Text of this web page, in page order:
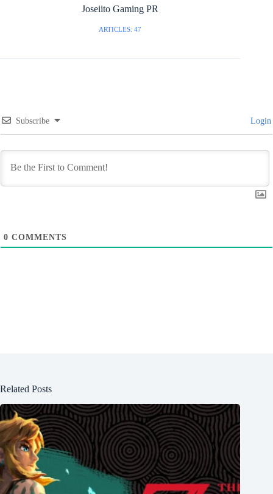
Joseiito Gaming PR
ARTICLES: 47
Subscribe Login
0 COMMENTS
Related Posts